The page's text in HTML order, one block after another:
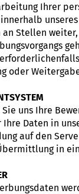
Ihrer
an Stellen
oder
uns Ihre
Daten in
auf den
in